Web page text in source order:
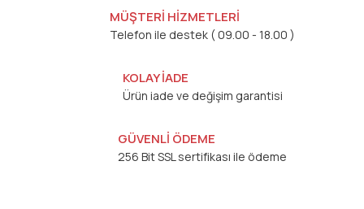
MÜŞTERİ HİZMETLERİ
Telefon ile destek ( 09.00 - 18.00 )
KOLAY İADE
Ürün iade ve değişim garantisi
GÜVENLİ ÖDEME
256 Bit SSL sertifikası ile ödeme